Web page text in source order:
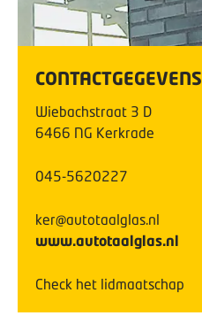
CONTACTGEGEVENS
Wiebachstraat 3 D
6466 NG Kerkrade
045-5620227
ker@autotaalglas.nl
www.autotaalglas.nl
Check het lidmaatschap